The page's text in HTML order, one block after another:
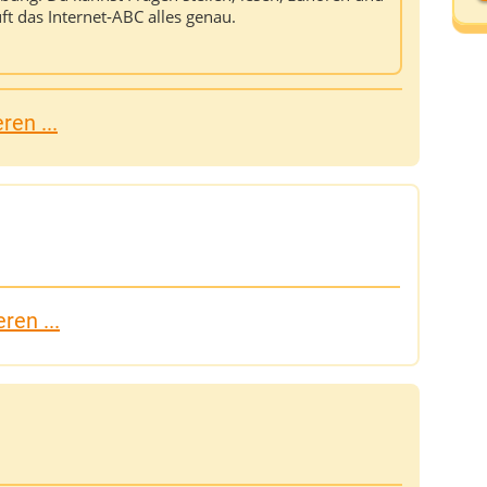
das Internet‑ABC alles genau.
...
...